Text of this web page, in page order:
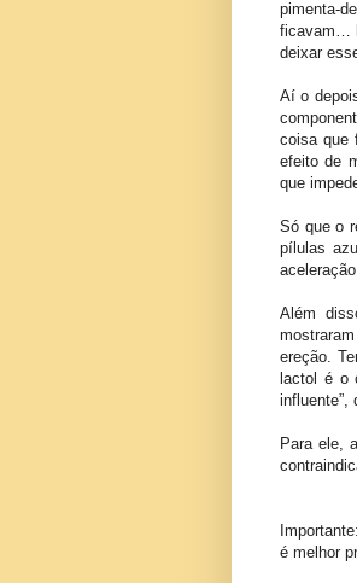
pimenta-
ficavam…
deixar
Aí o
coisa que
efeito de
que
Só que o
pílulas
Além
ereção.
lactol é o
influente”,
Para ele,
é melhor